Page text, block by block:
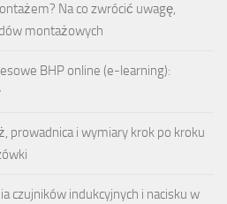
Na co zwrócić uwagę,
montażowych
BHP online (e-learning):
prowadnica i wymiary krok po kroku
czujników indukcyjnych i nacisku w